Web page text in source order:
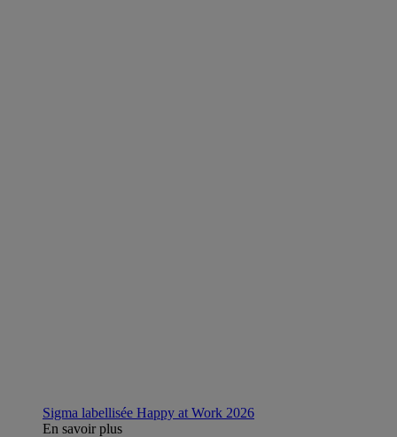
Sigma labellisée Happy at Work 2026
En savoir plus